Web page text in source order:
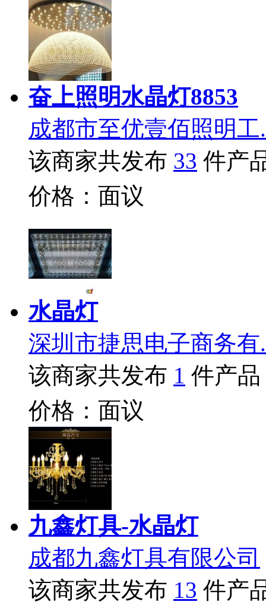
奋上照明水晶灯8853
成都市至优壹佰照明工
该商家共发布 33 件产
价格：面议
水晶灯
深圳市捷思电子商务有
该商家共发布 1 件产品
价格：面议
九鑫灯具-水晶灯
成都九鑫灯具有限公司
该商家共发布 13 件产